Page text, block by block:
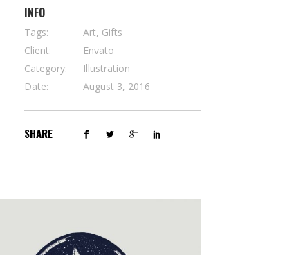
INFO
Tags:
Art, Gifts
Client:
Envato
Category:
Illustration
Date:
August 3, 2016
SHARE